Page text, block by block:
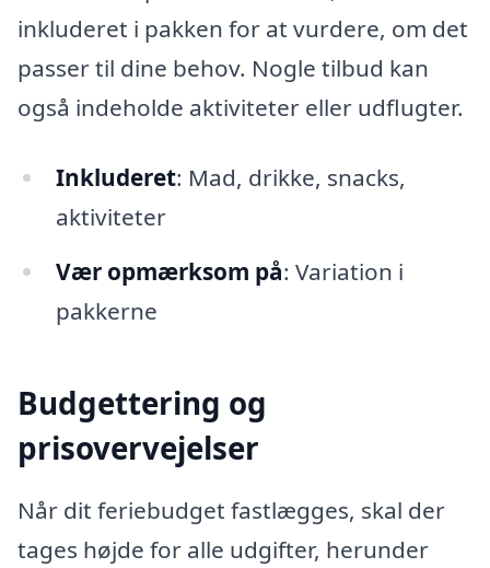
inkluderet i pakken for at vurdere, om det
passer til dine behov. Nogle tilbud kan
også indeholde aktiviteter eller udflugter.
Inkluderet: Mad, drikke, snacks,
aktiviteter
Vær opmærksom på: Variation i
pakkerne
Budgettering og
prisovervejelser
Når dit feriebudget fastlægges, skal der
tages højde for alle udgifter, herunder